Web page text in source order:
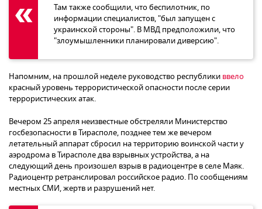
Там также сообщили, что беспилотник, по
информации специалистов, "был запущен с
украинской стороны". В МВД предположили, что
"злоумышленники планировали диверсию".
Напомним, на прошлой неделе руководство республики ввело
красный уровень террористической опасности после серии
террористических атак.
Вечером 25 апреля неизвестные обстреляли Министерство
госбезопасности в Тирасполе, позднее тем же вечером
летательный аппарат сбросил на территорию воинской части у
аэродрома в Тирасполе два взрывных устройства, а на
следующий день произошел взрыв в радиоцентре в селе Маяк.
Радиоцентр ретранслировал российское радио. По сообщениям
местных СМИ, жертв и разрушений нет.